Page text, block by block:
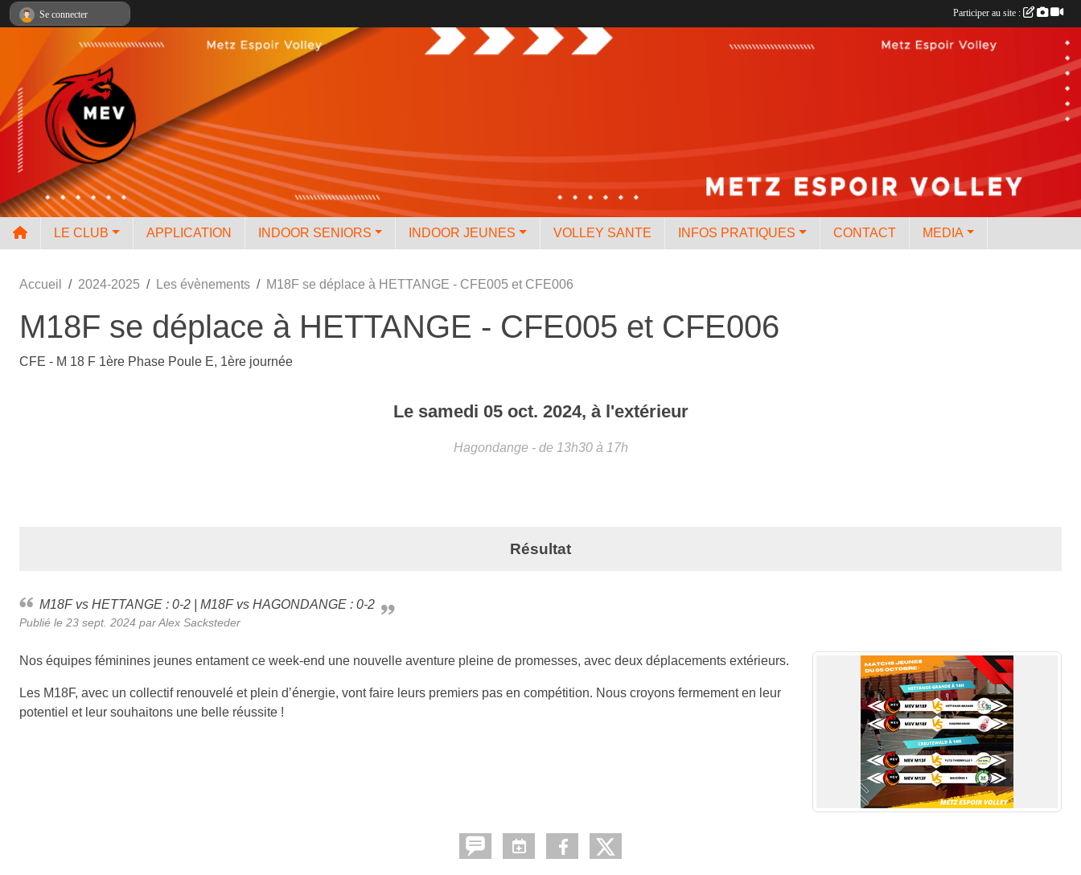
LE CLUB APPLICATION INDOOR SENIORS INDOOR JEUNES VOLLEY SANTE INFOS PRATIQUES CONTACT MEDIA
Accueil 2024-2025 Les évènements M18F se déplace à HETTANGE - CFE005 et CFE006
M18F se déplace à HETTANGE - CFE005 et CFE006
CFE - M 18 F 1ère Phase Poule E, 1ère journée
Le samedi 05 oct. 2024, à l'extérieur
Hagondange - de 13h30 à 17h
Résultat
M18F vs HETTANGE : 0-2 | M18F vs HAGONDANGE : 0-2
Publié le 23 sept. 2024 par Alex Sacksteder
Nos équipes féminines jeunes entament ce week-end une nouvelle aventure pleine de promesses, avec deux déplacements extérieurs.
Les M18F, avec un collectif renouvelé et plein d’énergie, vont faire leurs premiers pas en compétition. Nous croyons fermement en leur
potentiel et leur souhaitons une belle réussite !
Se connecter Participer au site :
Panneau de gestion des cookies